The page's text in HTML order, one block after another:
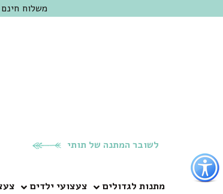
כפתור
לפתיחת
תפריט
נגישות
משלוח חינם ברכישה מעל 300 ש"ח | אופציה למשלוח
לשובר המתנה של תותי
מתנות לגדולים צעצועי ילדים